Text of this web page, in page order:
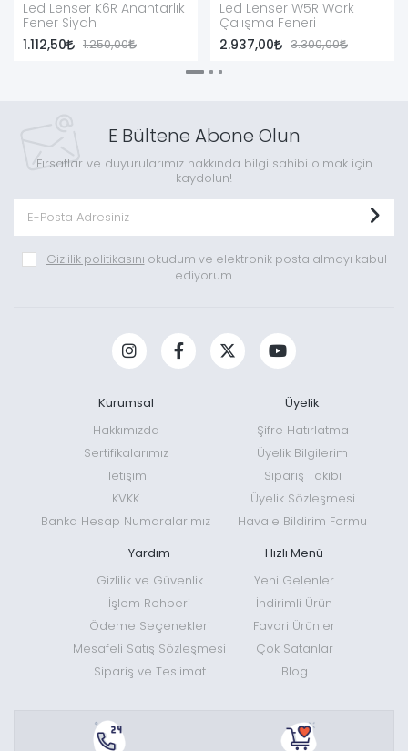
Led Lenser K6R Anahtarlık
Fener Siyah
1.112,50
1.250,00
Led Lenser W5R Work
Çalışma Feneri
2.937,00
3.300,00
E Bültene Abone Olun
Fırsatlar ve duyurularımız hakkında bilgi sahibi olmak için
kaydolun!
Gizlilik politikasını okudum ve elektronik posta almayı kabul
ediyorum.
Kurumsal
Hakkımızda
Sertifikalarımız
İletişim
KVKK
Banka Hesap Numaralarımız
Üyelik
Şifre Hatırlatma
Üyelik Bilgilerim
Sipariş Takibi
Üyelik Sözleşmesi
Havale Bildirim Formu
Yardım
Gizlilik ve Güvenlik
İşlem Rehberi
Ödeme Seçenekleri
Mesafeli Satış Sözleşmesi
Sipariş ve Teslimat
Hızlı Menü
Yeni Gelenler
İndirimli Ürün
Favori Ürünler
Çok Satanlar
Blog